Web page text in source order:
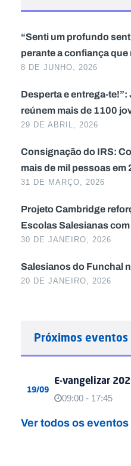
“Senti um profundo
perante a confiança
8 DE JUNHO, 2026
Desperta e entrega-
reúnem mais de 1100
29 DE ABRIL, 2026
Consignação do IRS:
mais de mil pessoas em
31 DE MARÇO, 2026
Projeto Cambridge
Escolas Salesianas
30 DE JANEIRO, 2026
Salesianos do Funchal
20 DE JANEIRO, 2026
Próximos eventos
19/09
E-vangelizar
09:00 - 17:45
Ver todos os